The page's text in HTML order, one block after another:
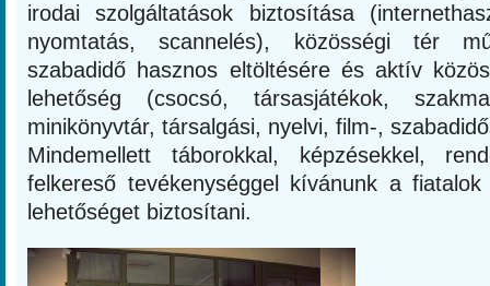
irodai szolgáltatások biztosítása
nyomtatás, scannelés), közösségi tér
szabadidő hasznos eltöltésére és aktív
lehetőség (csocsó, társasjátékok,
minikönyvtár, társalgási, nyelvi, film-,
Mindemellett táborokkal, képzésekkel,
felkereső tevékenységgel kívánunk a
lehetőséget biztosítani.